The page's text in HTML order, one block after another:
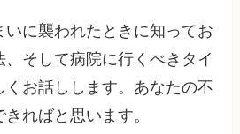
に襲われたときに知ってお
、そして病院に行くべきタイ
くお話しします。あなたの不
ればと思います。